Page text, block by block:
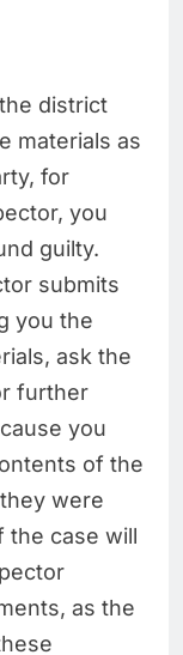
district
materials as
for
you
guilty.
submits
you the
ask the
further
you
of the
were
the case will
as the